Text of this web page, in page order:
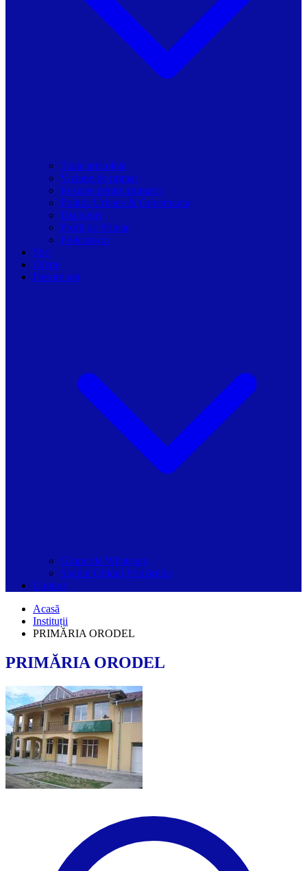
Toate articolele
Viziune de primar
Resurse pentru primarii
Politici Urbane & Guvernanta
Dialoguri
Profil de Primar
Podcast-uri
Stiri
Oferte
Despre noi
Grupurile Whatsapp
Spațiul Ghidul Primăriilor
Contact
Acasă
Instituții
PRIMĂRIA ORODEL
PRIMĂRIA ORODEL